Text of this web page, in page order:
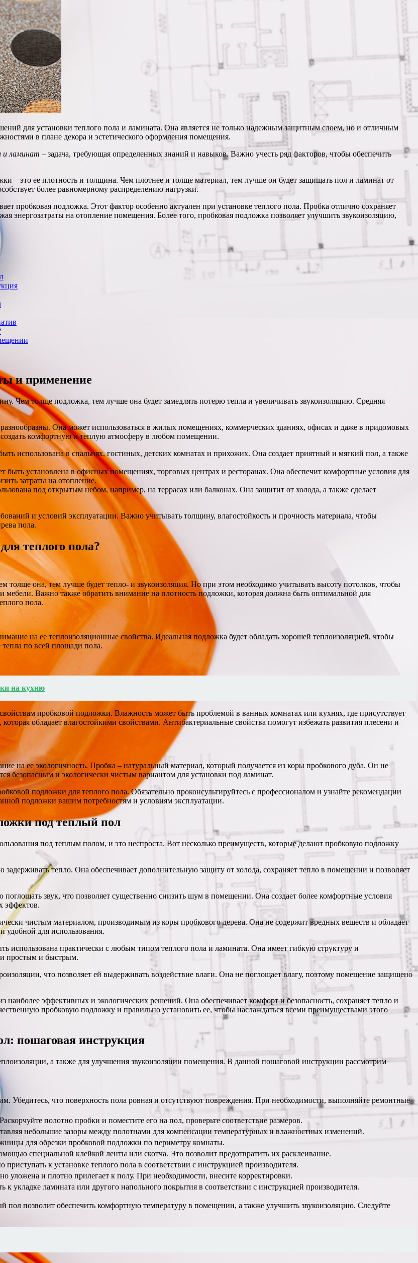
для установки теплого пола и ламината. Она является не только надежным защитным слоем, но и отличным
в плане декора и эстетического оформления помещения.
и ламинат – задача, требующая определенных знаний и навыков. Важно учесть ряд факторов, чтобы обеспечить
– это ее плотность и толщина. Чем плотнее и толще материал, тем лучше он будет защищать пол и ламинат от
более равномерному распределению нагрузки.
пробковая подложка. Этот фактор особенно актуален при установке теплого пола. Пробка отлично сохраняет
энергозатраты на отопление помещения. Более того, пробковая подложка позволяет улучшить звукоизоляцию,
и применение
Чем толще подложка, тем лучше она будет замедлять потерю тепла и увеличивать звукоизоляцию. Средняя
Она может использоваться в жилых помещениях, коммерческих зданиях, офисах и даже в придомовых
создать комфортную и теплую атмосферу в любом помещении.
использована в спальнях, гостиных, детских комнатах и прихожих. Она создает приятный и мягкий пол, а также
установлена в офисных помещениях, торговых центрах и ресторанах. Она обеспечит комфортные условия для
затраты на отопление.
под открытым небом, например, на террасах или балконах. Она защитит от холода, а также сделает
и условий эксплуатации. Важно учитывать толщину, влагостойкость и прочность материала, чтобы
пола.
теплого пола?
она, тем лучше будет тепло- и звукоизоляция. Но при этом необходимо учитывать высоту потолков, чтобы
мебели. Важно также обратить внимание на плотность подложки, которая должна быть оптимальной для
пола.
на ее теплоизоляционные свойства. Идеальная подложка будет обладать хорошей теплоизоляцией, чтобы
по всей площади пола.
на кухню
пробковой подложки. Влажность может быть проблемой в ванных комнатах или кухнях, где присутствует
обладает влагостойкими свойствами. Антибактериальные свойства помогут избежать развития плесени и
на ее экологичность. Пробка – натуральный материал, который получается из коры пробкового дуба. Он не
безопасным и экологически чистым вариантом для установки под ламинат.
подложки для теплого пола. Обязательно проконсультируйтесь с профессионалом и узнайте рекомендации
подложки вашим потребностям и условиям эксплуатации.
под теплый пол
под теплым полом, и это неспроста. Вот несколько преимуществ, которые делают пробковую подложку
задерживать тепло. Она обеспечивает дополнительную защиту от холода, сохраняет тепло в помещении и позволяет
поглощать звук, что позволяет существенно снизить шум в помещении. Она создает более комфортные условия
эффектов.
чистым материалом, производимым из коры пробкового дерева. Она не содержит вредных веществ и обладает
удобной для использования.
использована практически с любым типом теплого пола и ламината. Она имеет гибкую структуру и
простым и быстрым.
что позволяет ей выдерживать воздействие влаги. Она не поглощает влагу, поэтому помещение защищено
эффективных и экологических решений. Она обеспечивает комфорт и безопасность, сохраняет тепло и
пробковую подложку и правильно установить ее, чтобы наслаждаться всеми преимуществами этого
пошаговая инструкция
а также для улучшения звукоизоляции помещения. В данной пошаговой инструкции рассмотрим
что поверхность пола ровная и отсутствуют повреждения. При необходимости, выполняйте ремонтные
полотно пробки и поместите его на пол, проверьте соответствие размеров.
небольшие зазоры между полотнами для компенсации температурных и влажностных изменений.
для обрезки пробковой подложки по периметру комнаты.
специальной клейкой ленты или скотча. Это позволит предотвратить их расклеивание.
к установке теплого пола в соответствии с инструкцией производителя.
уложена и плотно прилегает к полу. При необходимости, внесите корректировки.
укладке ламината или другого напольного покрытия в соответствии с инструкцией производителя.
пол позволит обеспечить комфортную температуру в помещении, а также улучшить звукоизоляцию. Следуйте